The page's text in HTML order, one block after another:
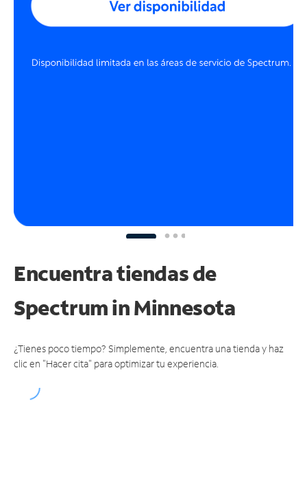
Encuentra tiendas de
Spectrumin Minnesota
¿Tienes poco tiempo? Simplemente, encuentra una tienda y haz
clic en "Hacer cita" para optimizar tu experiencia.